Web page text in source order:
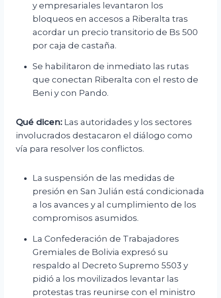
y empresariales levantaron los
bloqueos en accesos a Riberalta tras
acordar un precio transitorio de Bs 500
por caja de castaña.
Se habilitaron de inmediato las rutas
que conectan Riberalta con el resto de
Beni y con Pando.
Qué dicen: Las autoridades y los sectores
involucrados destacaron el diálogo como
vía para resolver los conflictos.
La suspensión de las medidas de
presión en San Julián está condicionada
a los avances y al cumplimiento de los
compromisos asumidos.
La Confederación de Trabajadores
Gremiales de Bolivia expresó su
respaldo al Decreto Supremo 5503 y
pidió a los movilizados levantar las
protestas tras reunirse con el ministro